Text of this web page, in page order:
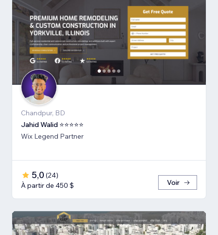
Chandpur, BD
Jahid Walid ⭐⭐⭐⭐⭐
Wix Legend Partner
5,0 (24)
À partir de 450 $
Voir